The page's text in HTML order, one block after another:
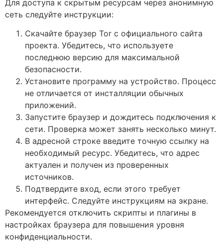
Для доступа к скрытым ресурсам через анонимную
сеть следуйте инструкции:
Скачайте браузер Tor с официального сайта
проекта. Убедитесь, что используете
последнюю версию для максимальной
безопасности.
Установите программу на устройство. Процесс
не отличается от инсталляции обычных
приложений.
Запустите браузер и дождитесь подключения к
сети. Проверка может занять несколько минут.
В адресной строке введите точную ссылку на
необходимый ресурс. Убедитесь, что адрес
актуален и получен из проверенных
источников.
Подтвердите вход, если этого требует
интерфейс. Следуйте инструкциям на экране.
Рекомендуется отключить скрипты и плагины в
настройках браузера для повышения уровня
конфиденциальности.